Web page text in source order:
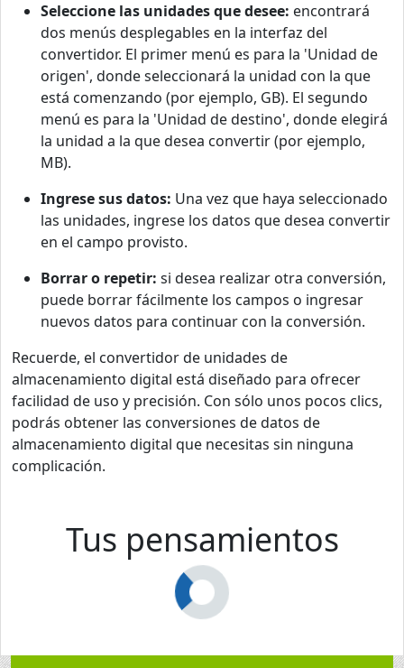
Seleccione las unidades que desee: encontrará
dos menús desplegables en la interfaz del
convertidor. El primer menú es para la 'Unidad de
origen', donde seleccionará la unidad con la que
está comenzando (por ejemplo, GB). El segundo
menú es para la 'Unidad de destino', donde elegirá
la unidad a la que desea convertir (por ejemplo,
MB).
Ingrese sus datos: Una vez que haya seleccionado
las unidades, ingrese los datos que desea convertir
en el campo provisto.
Borrar o repetir: si desea realizar otra conversión,
puede borrar fácilmente los campos o ingresar
nuevos datos para continuar con la conversión.
Recuerde, el convertidor de unidades de
almacenamiento digital está diseñado para ofrecer
facilidad de uso y precisión. Con sólo unos pocos clics,
podrás obtener las conversiones de datos de
almacenamiento digital que necesitas sin ninguna
complicación.
Tus pensamientos